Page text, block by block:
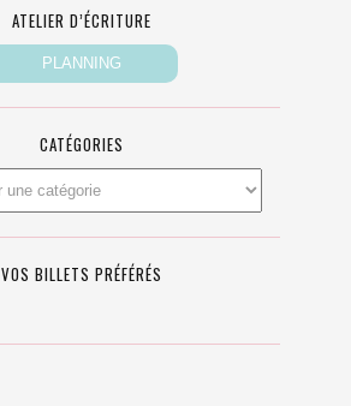
ATELIER D’ÉCRITURE
CATÉGORIES
VOS BILLETS PRÉFÉRÉS